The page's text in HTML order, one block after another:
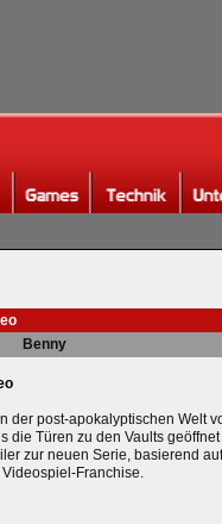
Benny
der post-apokalyptischen Welt
die Türen zu den Vaults
zur neuen Serie, basierend
Franchise.